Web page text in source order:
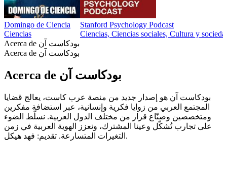
Domingo de Ciencia
Ciencias
Stanford Psychology Podcast
Ciencias, Ciencias sociales, Cultura y
Acerca de بودكاست آن
Acerca de بودكاست آن
Acerca de بودكاست آن
بودكاست آن هو إصدار جديد من منصة عرب كاست، يعالج قضايا
المجتمع العربي من زوايا فكرية وإنسانية، عبر استضافة مفكرين
ومتخصصين وصنّاع قرار من مختلف الدول العربية. نسلّط الضوء
على تجارب تُشكّل وعينا المشترك، ونعزز الهوية العربية في زمن
التغيرات المتسارعة. تقديم: فهد هيكل.